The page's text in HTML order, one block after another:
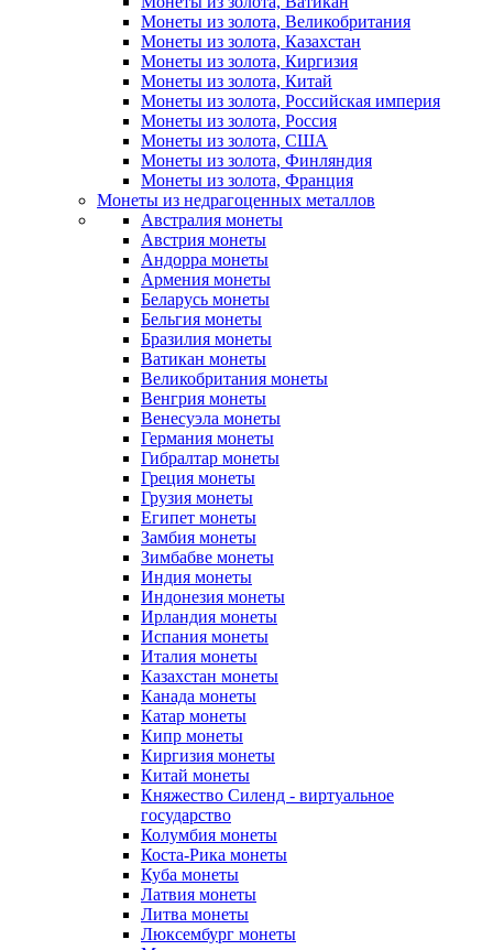
Монеты из золота, Великобритания
Монеты из золота, Казахстан
Монеты из золота, Киргизия
Монеты из золота, Китай
Монеты из золота, Российская империя
Монеты из золота, Россия
Монеты из золота, США
Монеты из золота, Финляндия
Монеты из золота, Франция
Монеты из недрагоценных металлов
Австралия монеты
Австрия монеты
Андорра монеты
Армения монеты
Беларусь монеты
Бельгия монеты
Бразилия монеты
Ватикан монеты
Великобритания монеты
Венгрия монеты
Венесуэла монеты
Германия монеты
Гибралтар монеты
Греция монеты
Грузия монеты
Египет монеты
Замбия монеты
Зимбабве монеты
Индия монеты
Индонезия монеты
Ирландия монеты
Испания монеты
Италия монеты
Казахстан монеты
Канада монеты
Катар монеты
Кипр монеты
Киргизия монеты
Китай монеты
Княжество Силенд - виртуальное
государство
Колумбия монеты
Коста-Рика монеты
Куба монеты
Латвия монеты
Литва монеты
Люксембург монеты